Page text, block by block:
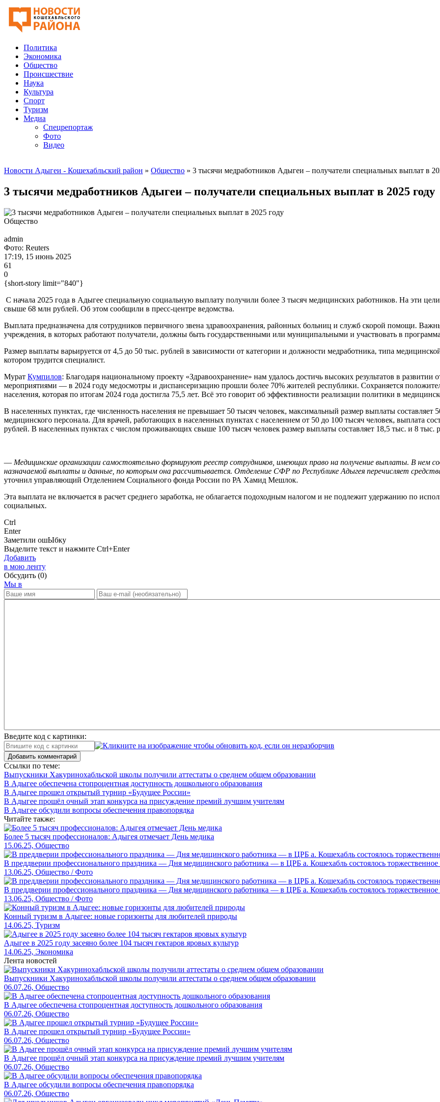
Политика
Экономика
Общество
Происшествие
Наука
Культура
Спорт
Туризм
Медиа
Спецрепортаж
Фото
Видео
Новости Адыгеи - Кошехабльский район » Общество » 3 тысячи медработников Адыгеи – получатели специальных выплат в
3 тысячи медработников Адыгеи – получатели специальных выплат в 2025 году
Общество
admin
Фото: Reuters
17:19, 15 июнь 2025
61
0
{short-story limit="840"}
С начала 2025 года в Адыгее специальную социальную выплату получили более 3 тысяч медицинских работников. На эти
свыше 68 млн рублей. Об этом сообщили в пресс-центре ведомства.
Выплата предназначена для сотрудников первичного звена здравоохранения, районных больниц и служб скорой помощи.
учреждения, в которых работают получатели, должны быть государственными или муниципальными и участвовать в
Размер выплаты варьируется от 4,5 до 50 тыс. рублей в зависимости от категории и должности медработника, типа
котором трудится специалист.
Мурат Кумпилов: Благодаря национальному проекту «Здравоохранение» нам удалось достичь высоких результатов в развитии
мероприятиями — в 2024 году медосмотры и диспансеризацию прошли более 70% жителей республики. Сохраняется
населения, которая по итогам 2024 года достигла 75,5 лет. Всё это говорит об эффективности реализации политики в
В населенных пунктах, где численность населения не превышает 50 тысяч человек, максимальный размер выплаты
медицинского персонала. Для врачей, работающих в населенных пунктах с населением от 50 до 100 тысяч человек, выплата
рублей. В населенных пунктах с числом проживающих свыше 100 тысяч человек размер выплаты составляет 18,5 тыс. и 8 тыс.
— Медицинские организации самостоятельно формируют реестр сотрудников, имеющих право на получение выплаты. В нем
назначаемой выплаты и данные, по которым она рассчитывается. Отделение СФР по Республике Адыгея перечисляет
уточнил управляющий Отделением Социального фонда России по РА Хамид Мешлок.
Эта выплата не включается в расчет среднего заработка, не облагается подоходным налогом и не подлежит удержанию по
социальных.
Ctrl
Enter
Заметили ошЫбку
Выделите текст и нажмите Ctrl+Enter
Добавить
в мою ленту
Обсудить (0)
Мы в
Введите код с картинки:
Добавить комментарий
Ссылки по теме:
Выпускники Хакуринохабльской школы получили аттестаты о среднем общем образовании
В Адыгее обеспечена стопроцентная доступность дошкольного образования
В Адыгее прошел открытый турнир «Будущее России»
В Адыгее прошёл очный этап конкурса на присуждение премий лучшим учителям
В Адыгее обсудили вопросы обеспечения правопорядка
Читайте также:
Более 5 тысяч профессионалов: Адыгея отмечает День медика
15.06.25, Общество
В преддверии профессионального праздника — Дня медицинского работника — в ЦРБ а. Кошехабль состоялось торжественное
13.06.25, Общество / Фото
В преддверии профессионального праздника — Дня медицинского работника — в ЦРБ а. Кошехабль состоялось торжественное
13.06.25, Общество / Фото
Конный туризм в Адыгее: новые горизонты для любителей природы
14.06.25, Туризм
Адыгее в 2025 году засеяно более 104 тысяч гектаров яровых культур
14.06.25, Экономика
Лента новостей
Выпускники Хакуринохабльской школы получили аттестаты о среднем общем образовании
06.07.26, Общество
В Адыгее обеспечена стопроцентная доступность дошкольного образования
06.07.26, Общество
В Адыгее прошел открытый турнир «Будущее России»
06.07.26, Общество
В Адыгее прошёл очный этап конкурса на присуждение премий лучшим учителям
06.07.26, Общество
В Адыгее обсудили вопросы обеспечения правопорядка
06.07.26, Общество